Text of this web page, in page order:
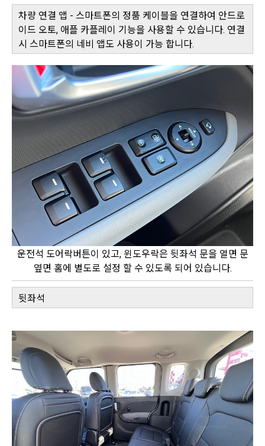
차량 연결 앱 - 스마트폰의 정품 케이블을 연결하여 안드로
이드 오토, 애플 카플레이 기능을 사용할 수 있습니다. 연결
시 스마트폰의 네비 앱도 사용이 가능 합니다.
운전석 도어락버튼이 있고, 윈도우락은 뒷좌석 문을 열면 문
옆면 홈에 별도로 설정 할 수 있도록 되어 있습니다.
뒷좌석